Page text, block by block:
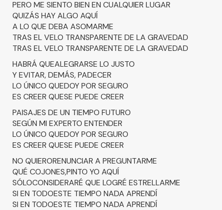
PERO ME SIENTO BIEN EN CUALQUIER LUGAR
QUIZÁS HAY ALGO AQUÍ
A LO QUE DEBA ASOMARME
TRAS EL VELO TRANSPARENTE DE LA GRAVEDAD
TRAS EL VELO TRANSPARENTE DE LA GRAVEDAD
HABRÁ QUEALEGRARSE LO JUSTO
Y EVITAR, DEMÁS, PADECER
LO ÚNICO QUEDOY POR SEGURO
ES CREER QUESE PUEDE CREER
PAISAJES DE UN TIEMPO FUTURO
SEGÚN MI EXPERTO ENTENDER
LO ÚNICO QUEDOY POR SEGURO
ES CREER QUESE PUEDE CREER
NO QUIERORENUNCIAR A PREGUNTARME
QUÉ COJONES,PINTO YO AQUÍ
SÓLOCONSIDERARÉ QUE LOGRÉ ESTRELLARME
SI EN TODOESTE TIEMPO NADA APRENDÍ
SI EN TODOESTE TIEMPO NADA APRENDÍ